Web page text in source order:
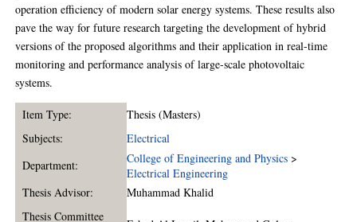
operation efficiency of modern solar energy systems. These results also
pave the way for future research targeting the development of hybrid
versions of the proposed algorithms and their application in real-time
monitoring and performance analysis of large-scale photovoltaic
systems.
Item Type:
Thesis (Masters)
Subjects:
Electrical
Department:
College of Engineering and Physics >
Electrical Engineering
Thesis Advisor:
Muhammad Khalid
Thesis Committee